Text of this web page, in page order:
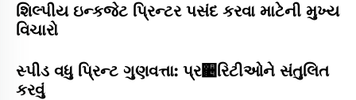
શિલ્પીય ઇન્કજેટ પ્રિન્ટર પસંદ કરવા માટેની મુખ્ય
વિચારો
સ્પીડ વધુ પ્રિન્ટ ગુણવત્તા: પ્ર઄રિટીઓને સંતુલિત
કરવું